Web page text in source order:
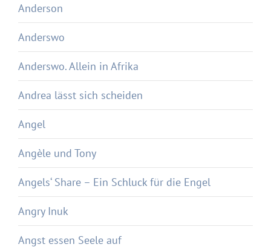
Anderson
Anderswo
Anderswo. Allein in Afrika
Andrea lässt sich scheiden
Angel
Angèle und Tony
Angels‘ Share – Ein Schluck für die Engel
Angry Inuk
Angst essen Seele auf